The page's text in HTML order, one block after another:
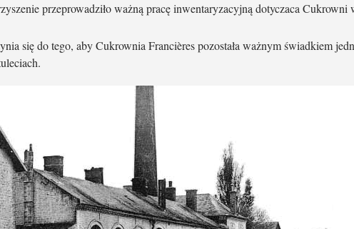
przeprowadziło ważną pracę inwentaryzacyjną dotyczaca
się do tego, aby Cukrownia Francières pozostała ważnym świadkiem